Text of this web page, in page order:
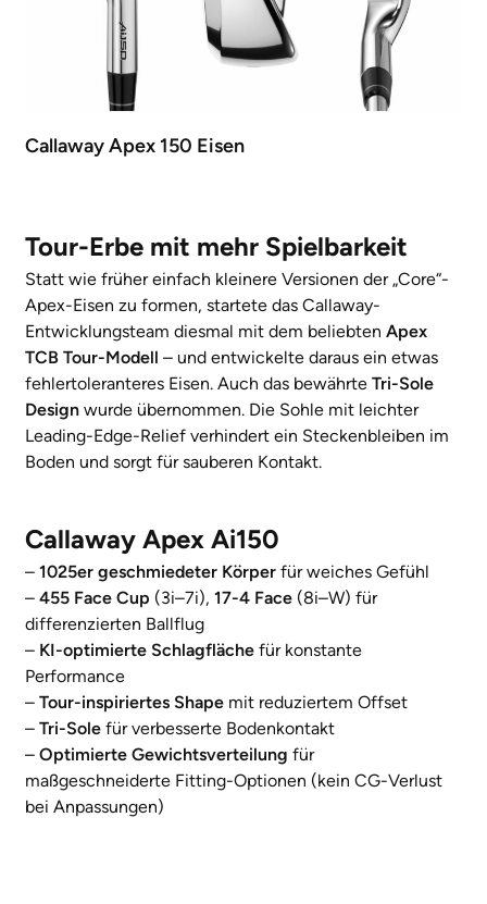
Callaway Apex 150 Eisen
Tour-Erbe mit mehr Spielbarkeit
Statt wie früher einfach kleinere Versionen der „Core“-
Apex-Eisen zu formen, startete das Callaway-
Entwicklungsteam diesmal mit dem beliebten Apex
TCB Tour-Modell – und entwickelte daraus ein etwas
fehlertoleranteres Eisen. Auch das bewährte Tri-Sole
Design wurde übernommen. Die Sohle mit leichter
Leading-Edge-Relief verhindert ein Steckenbleiben im
Boden und sorgt für sauberen Kontakt.
Callaway Apex Ai150
– 1025er geschmiedeter Körper für weiches Gefühl
– 455 Face Cup (3i–7i), 17-4 Face (8i–W) für
differenzierten Ballflug
– KI-optimierte Schlagfläche für konstante
Performance
– Tour-inspiriertes Shape mit reduziertem Offset
– Tri-Sole für verbesserte Bodenkontakt
– Optimierte Gewichtsverteilung für
maßgeschneiderte Fitting-Optionen (kein CG-Verlust
bei Anpassungen)